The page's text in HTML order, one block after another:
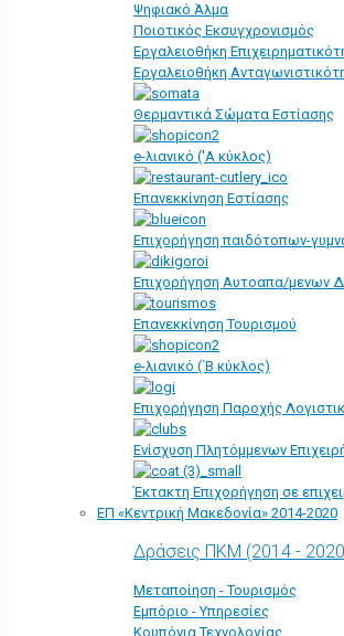
Ψηφιακό Άλμα
Ποιοτικός Εκσυγχρονισμός
Εργαλειοθήκη
Εργαλειοθήκη
Θερμαντικά Σώματα Εστίασης
e-λιανικό ('Α κύκλος)
Επανεκκίνηση Εστίασης
Επιχορήγηση παιδότοπων-
Επιχορήγηση Αυτοαπα/μενων
Επανεκκίνηση Τουρισμού
e-λιανικό (΄Β κύκλος)
Επιχορήγηση Παροχής
Ενίσχυση Πλητόμμενων
Έκτακτη Επιχορήγηση σε
ΕΠ «Kεντρική Μακεδονία» 2014-2020
Δράσεις ΠΚΜ (2014 -
Μεταποίηση - Τουρισμός
Εμπόριο - Υπηρεσίες
Κουπόνια Τεχνολογίας